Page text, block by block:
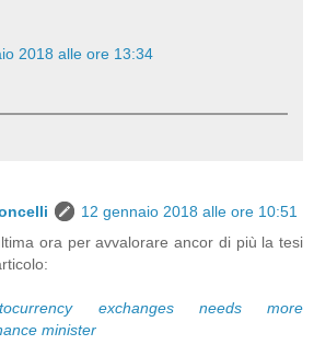
2018 alle ore 13:34
12 gennaio 2018 alle ore 10:51
ora per avvalorare ancor di più la tesi
exchanges needs more
minister